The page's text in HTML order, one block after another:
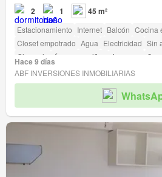
2 1 45 m²
Estacionamiento Internet Balcón Cocina
Closet empotrado Agua Electricidad Sin
Gimnasio
Área para niños Ascensor
Caseta de vigilancia Acceso para
Hace 9 días
ABF INVERSIONES INMOBILIARIAS